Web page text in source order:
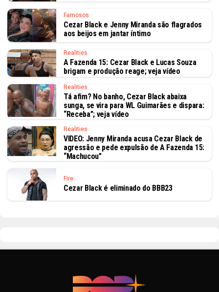
Famosos
Cezar Black e Jenny Miranda são flagrados
aos beijos em jantar íntimo
Realities
A Fazenda 15: Cezar Black e Lucas Souza
brigam e produção reage; veja vídeo
Realities
Tá afim? No banho, Cezar Black abaixa
sunga, se vira para WL Guimarães e dispara:
“Receba”; veja vídeo
Realities
VIDEO: Jenny Miranda acusa Cezar Black de
agressão e pede expulsão de A Fazenda 15:
“Machucou”
Fire
Cezar Black é eliminado do BBB23